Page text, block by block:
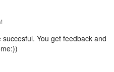
You get feedback and